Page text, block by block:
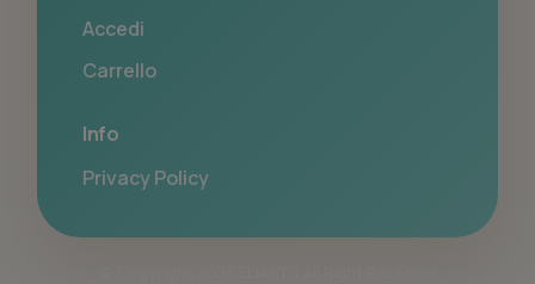
Accedi
Carrello
Info
Privacy Policy